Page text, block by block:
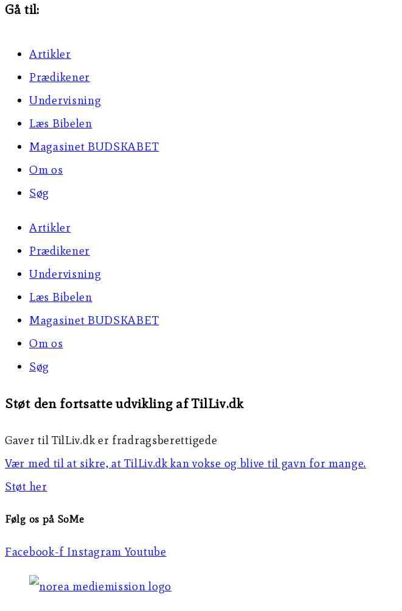
Gå til:
Artikler
Prædikener
Undervisning
Læs Bibelen
Magasinet BUDSKABET
Om os
Søg
Artikler
Prædikener
Undervisning
Læs Bibelen
Magasinet BUDSKABET
Om os
Søg
Støt den fortsatte udvikling af TilLiv.dk
Gaver til TilLiv.dk er fradragsberettigede
Vær med til at sikre, at TilLiv.dk kan vokse og blive til gavn for mange.
Støt her
Følg os på SoMe
Facebook-f Instagram Youtube